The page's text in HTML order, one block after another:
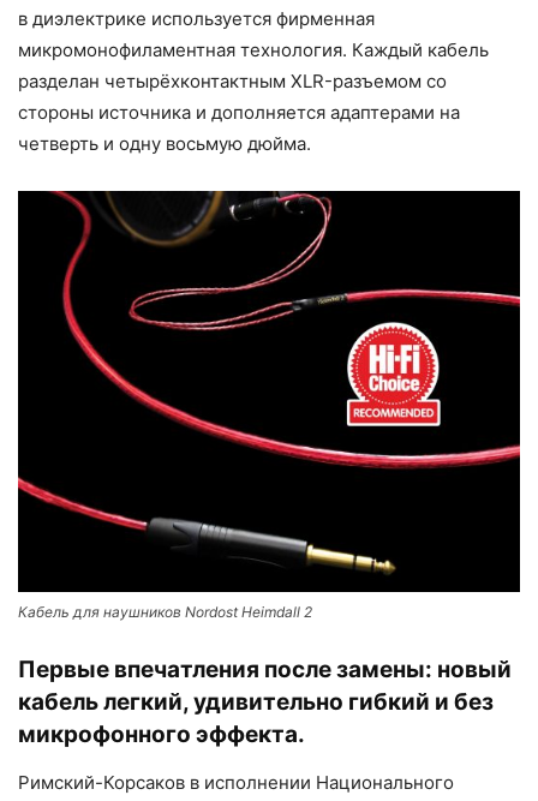
в диэлектрике используется фирменная
микромонофиламентная технология. Каждый кабель
разделан четырёхконтактным XLR-разъемом со
стороны источника и дополняется адаптерами на
четверть и одну восьмую дюйма.
Кабель для наушников Nordost Heimdall 2
Первые впечатления после замены: новый
кабель легкий, удивительно гибкий и без
микрофонного эффекта.
Римский-Корсаков в исполнении Национального